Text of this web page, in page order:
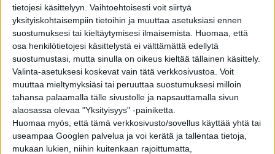
tietojesi käsittelyyn. Vaihtoehtoisesti voit siirtyä
yksityiskohtaisempiin tietoihin ja muuttaa asetuksiasi ennen
suostumuksesi tai kieltäytymisesi ilmaisemista.
Huomaa, että
osa henkilötietojesi käsittelystä ei välttämättä edellytä
suostumustasi, mutta sinulla on oikeus kieltää tällainen käsittely.
Valinta-asetuksesi koskevat vain tätä verkkosivustoa. Voit
muuttaa mieltymyksiäsi tai peruuttaa suostumuksesi milloin
tahansa palaamalla tälle sivustolle ja napsauttamalla sivun
alaosassa olevaa "Yksityisyys" -painiketta.
Huomaa myös, että tämä verkkosivusto/sovellus käyttää yhtä tai
useampaa Googlen palvelua ja voi kerätä ja tallentaa tietoja,
mukaan lukien, niihin kuitenkaan rajoittumatta,
YLEISTIETO 3 vuotta sitten
Lukijoiden kysymyksiä: Voiko lunta
sataa pilvettömältä taivaalta?
YHTEISKUNTA 5 vuotta sitten
Top 10 historian pahimmat lumimyrskyt